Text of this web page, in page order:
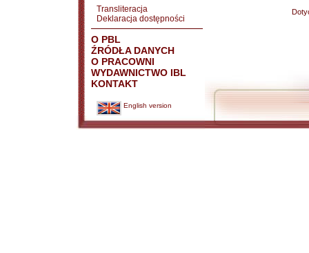
Transliteracja
Deklaracja dostępności
O PBL
ŹRÓDŁA DANYCH
O PRACOWNI
WYDAWNICTWO IBL
KONTAKT
English version